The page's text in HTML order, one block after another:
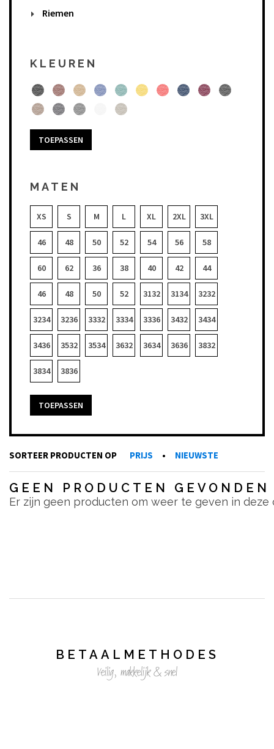
Riemen
KLEUREN
TOEPASSEN
MATEN
XS S M L XL 2XL 3XL
46 48 50 52 54 56 58
60 62 36 38 40 42 44
46 48 50 52 3132 3134 3232
3234 3236 3332 3334 3336 3432 3434
3436 3532 3534 3632 3634 3636 3832
3834 3836
TOEPASSEN
SORTEER PRODUCTEN OP PRIJS • NIEUWSTE
GEEN PRODUCTEN GEVONDEN
Er zijn geen producten om weer te geven in deze
BETAALMETHODES
Veilig, makkelijk & snel